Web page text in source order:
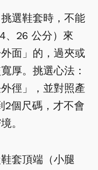
挑選鞋套時，不能
、26 公分）來
面」的，過夾或
厚。挑選心法：
徑」，並對照產
2個尺碼，才不會
。
套頂端（小腿